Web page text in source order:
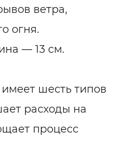
ветра,
огня.
— 13 см.
шесть типов
расходы на
процесс